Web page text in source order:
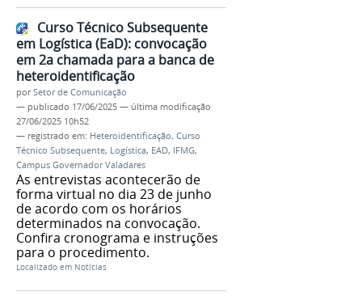
Curso Técnico Subsequente
em Logística (EaD): convocação
em 2a chamada para a banca de
heteroidentificação
porSetor de Comunicação
— publicado 17/06/2025 — última modificação
27/06/2025 10h52
— registrado em: Heteroidentificação, Curso
Técnico Subsequente, Logística, EAD, IFMG,
Campus Governador Valadares
As entrevistas acontecerão de
forma virtual no dia 23 de junho
de acordo com os horários
determinados na convocação.
Confira cronograma e instruções
para o procedimento.
Localizado em Notícias